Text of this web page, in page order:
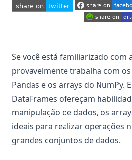
(opens in a new tab)
(opens
(opens in a new tab)(opens in a new
Se você está familiarizado com
provavelmente trabalha com
Pandas e os arrays do NumPy.
DataFrames ofereçam
manipulação de dados, os
ideais para realizar operações
grandes conjuntos de dados.